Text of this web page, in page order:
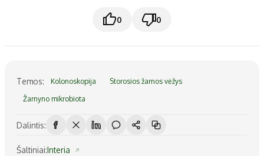
0 0
Temos: Kolonoskopija Storosios žarnos vėžys
Žarnyno mikrobiota
Dalintis:
Šaltiniai:Interia